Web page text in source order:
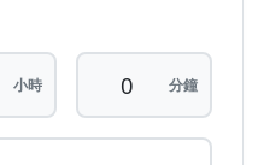
以後
以後
29/7/2026
小時 分鐘